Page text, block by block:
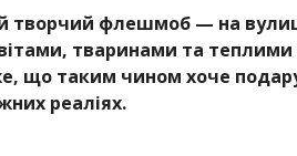
творчий флешмоб — на
тваринами та
що таким чином хоче
реаліях.